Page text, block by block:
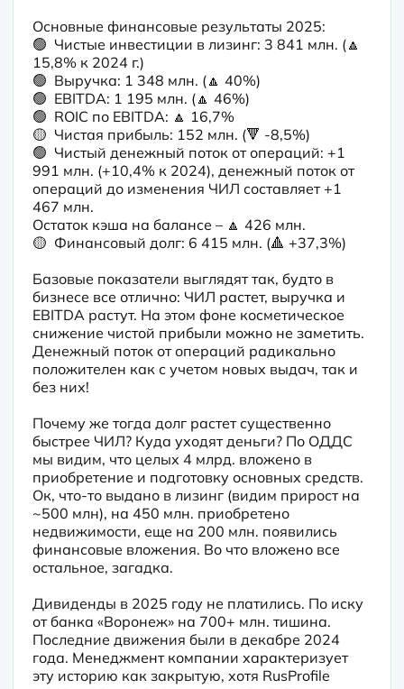
Основные финансовые результаты 2025:
🟢  Чистые инвестиции в лизинг: 3 841 млн. (🔼
15,8% к 2024 г.)
🟢  Выручка: 1 348 млн. (🔼 40%)
🟢  EBITDA: 1 195 млн. (🔼 46%)
🟢  ROIC по EBITDA: 🔼 16,7%
🟡  Чистая прибыль: 152 млн. (🔻 -8,5%)
🟢  Чистый денежный поток от операций: +1
991 млн. (+10,4% к 2024), денежный поток от
операций до изменения ЧИЛ составляет +1
467 млн.
Остаток кэша на балансе – 🔼 426 млн.
🟡  Финансовый долг: 6 415 млн. (🔺 +37,3%)
Базовые показатели выглядят так, будто в
бизнесе все отлично: ЧИЛ растет, выручка и
EBITDA растут. На этом фоне косметическое
снижение чистой прибыли можно не заметить.
Денежный поток от операций радикально
положителен как с учетом новых выдач, так и
без них!
Почему же тогда долг растет существенно
быстрее ЧИЛ? Куда уходят деньги? По ОДДС
мы видим, что целых 4 млрд. вложено в
приобретение и подготовку основных средств.
Ок, что-то выдано в лизинг (видим прирост на
~500 млн), на 450 млн. приобретено
недвижимости, еще на 200 млн. появились
финансовые вложения. Во что вложено все
остальное, загадка.
Дивиденды в 2025 году не платились. По иску
от банка «Воронеж» на 700+ млн. тишина.
Последние движения были в декабре 2024
года. Менеджмент компании характеризует
эту историю как закрытую, хотя RusProfile